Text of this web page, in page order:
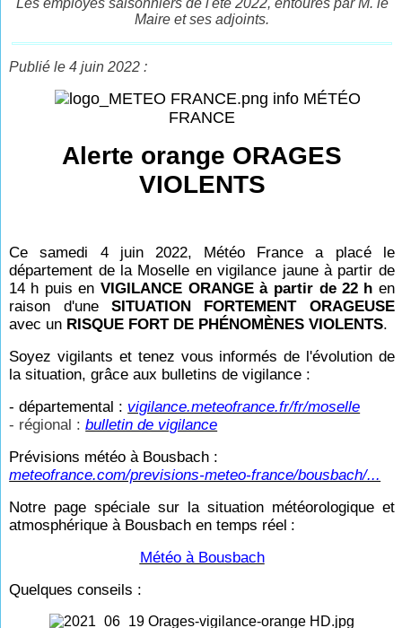
Les employés saisonniers de l'été 2022, entourés par M. le
Maire et ses adjoints.
Publié le 4 juin 2022 :
info MÉTÉO
FRANCE
Alerte orange ORAGES
VIOLENTS
Ce samedi 4 juin 2022, Météo France a placé le
département de la Moselle en vigilance jaune à partir de
14 h puis en VIGILANCE ORANGE à partir de 22 h en
raison d'une SITUATION FORTEMENT ORAGEUSE
avec un RISQUE FORT DE PHÉNOMÈNES VIOLENTS.
Soyez vigilants et tenez vous informés de l'évolution de
la situation, grâce aux bulletins de vigilance :
- départemental : vigilance.meteofrance.fr/fr/moselle
- régional :bulletin de vigilance
Prévisions météo à Bousbach :
meteofrance.com/previsions-meteo-france/bousbach/...
Notre page spéciale sur la situation météorologique et
atmosphérique à Bousbach en temps réel :
Météo à Bousbach
Quelques conseils :